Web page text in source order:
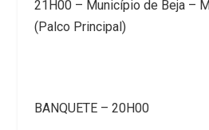
21H00 – Município de Beja –
(Palco Principal)
BANQUETE – 20H00